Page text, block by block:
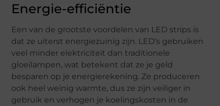
Energie-efficiëntie
Een van de grootste voordelen van LED strips is
dat ze uiterst energiezuinig zijn. LED’s gebruiken
veel minder elektriciteit dan traditionele
gloeilampen, wat betekent dat ze je geld
besparen op je energierekening. Ze produceren
ook heel weinig warmte, dus ze zijn veiliger in
gebruik en verhogen je koelingskosten in de